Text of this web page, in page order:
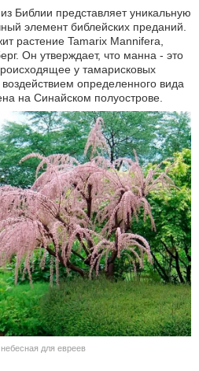
Библии представляет уникальную
элемент библейских преданий.
растение Tamarix Mannifera,
Он утверждает, что манна - это
у тамарисковых
определенного вида
на Синайском полуострове.
для евреев